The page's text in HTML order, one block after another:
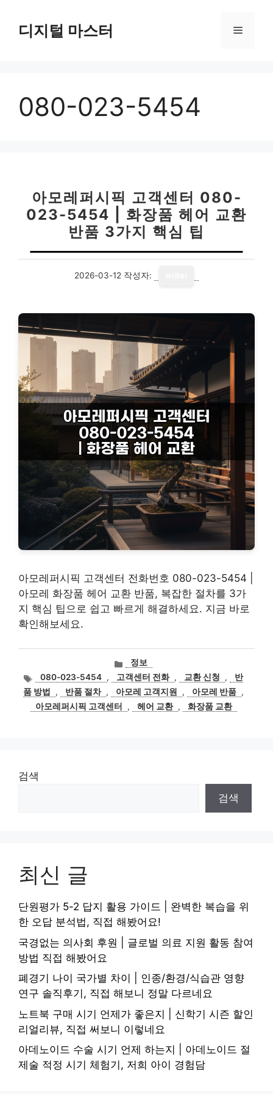
디지털 마스터 메
080-023-5454
아모레퍼시픽 고객센터 080-
023-5454 | 화장품 헤어 교환
반품 3가지 핵심 팁
2026-03-12 작성자:
아모레퍼시픽 고객센터 전화번호 080-023-5454 |
아모레 화장품 헤어 교환 반품, 복잡한 절차를 3가
지 핵심 팁으로 쉽고 빠르게 해결하세요. 지금 바로
확인해보세요.
카
테
고
리
정보
태
그
080-023-5454 , 고객센터 전화 , 교환 신청 ,
반
품 방법
, 반품 절차 , 아모레 고객지원 , 아모레 반품 ,
아모레퍼시픽 고객센터
, 헤어 교환 , 화장품 교환
검색
검색
최신 글
단원평가 5-2 답지 활용 가이드 | 완벽한 복습을 위
한 오답 분석법, 직접 해봤어요!
국경없는 의사회 후원 | 글로벌 의료 지원 활동 참여
방법 직접 해봤어요
폐경기 나이 국가별 차이 | 인종/환경/식습관 영향
연구 솔직후기, 직접 해보니 정말 다르네요
노트북 구매 시기 언제가 좋은지 | 신학기 시즌 할인
리얼리뷰, 직접 써보니 이렇네요
아데노이드 수술 시기 언제 하는지 | 아데노이드 절
제술 적정 시기 체험기, 저희 아이 경험담